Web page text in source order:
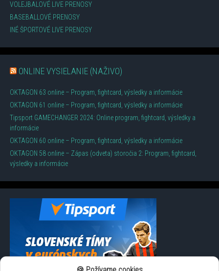
VOLEJBALOVÉ LIVE PRENOSY
BASEBALLOVÉ PRENOSY
INÉ ŠPORTOVÉ LIVE PRENOSY
ONLINE VYSIELANIE (NAŽIVO)
OKTAGON 63 online – Program, fightcard, výsledky a informácie
OKTAGON 61 online – Program, fightcard, výsledky a informácie
Tipsport GAMECHANGER 2024: Online program, fightcard, výsledky a
informácie
OKTAGON 60 online – Program, fightcard, výsledky a informácie
OKTAGON 58 online – Zápas (odveta) storočia 2: Program, fightcard,
výsledky a informácie